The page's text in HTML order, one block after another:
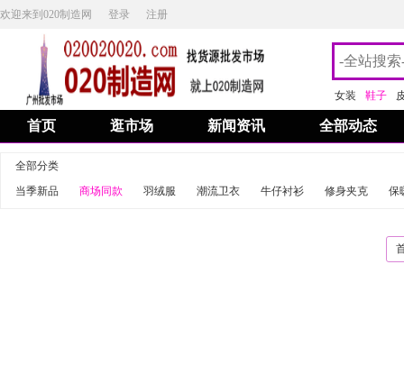
欢迎来到020制造网 登录 注册
女装 鞋子
首页 逛市场 新闻资讯 全部动态
全部分类
当季新品
商场同款 羽绒服 潮流卫衣 牛仔衬衫 修身夹克 保